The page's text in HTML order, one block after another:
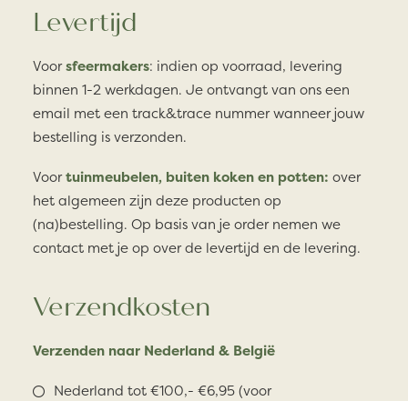
Levertijd
Voorsfeermakers: indien op voorraad, levering
binnen 1-2 werkdagen. Je ontvangt van ons een
email met een track&trace nummer wanneer jouw
bestelling is verzonden.
Voortuinmeubelen, buiten koken en potten: over
het algemeen zijn deze producten op
(na)bestelling. Op basis van je order nemen we
contact met je op over de levertijd en de levering.
Verzendkosten
Verzenden naar Nederland & België
Nederland tot €100,- €6,95 (voor